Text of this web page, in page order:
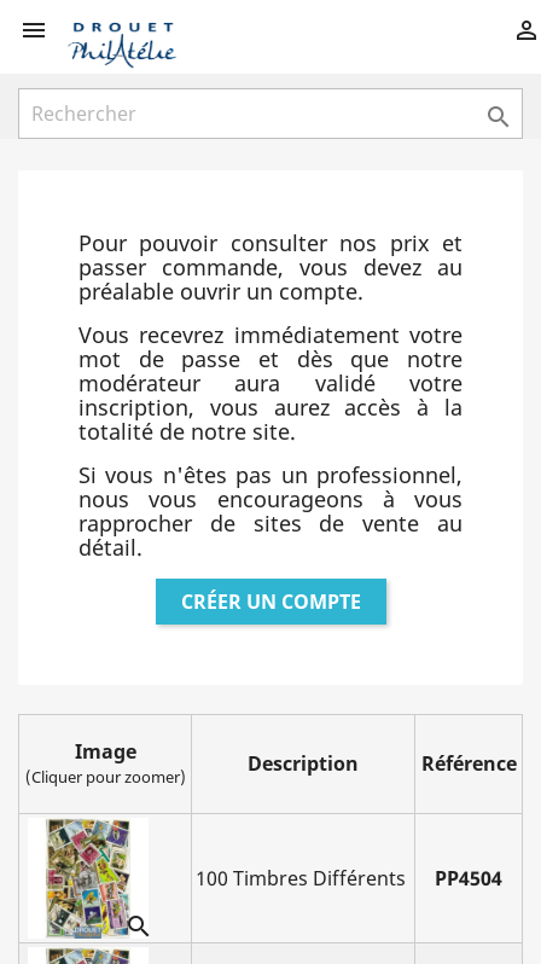
 

Pour pouvoir consulter nos prix et
passer commande, vous devez au
préalable ouvrir un compte.
Vous recevrez immédiatement votre
mot de passe et dès que notre
modérateur aura validé votre
inscription, vous aurez accès à la
totalité de notre site.
Si vous n'êtes pas un professionnel,
nous vous encourageons à vous
rapprocher de sites de vente au
détail.
CRÉER UN COMPTE
Image
(Cliquer pour zoomer) Description Référence

100 Timbres Différents PP4504